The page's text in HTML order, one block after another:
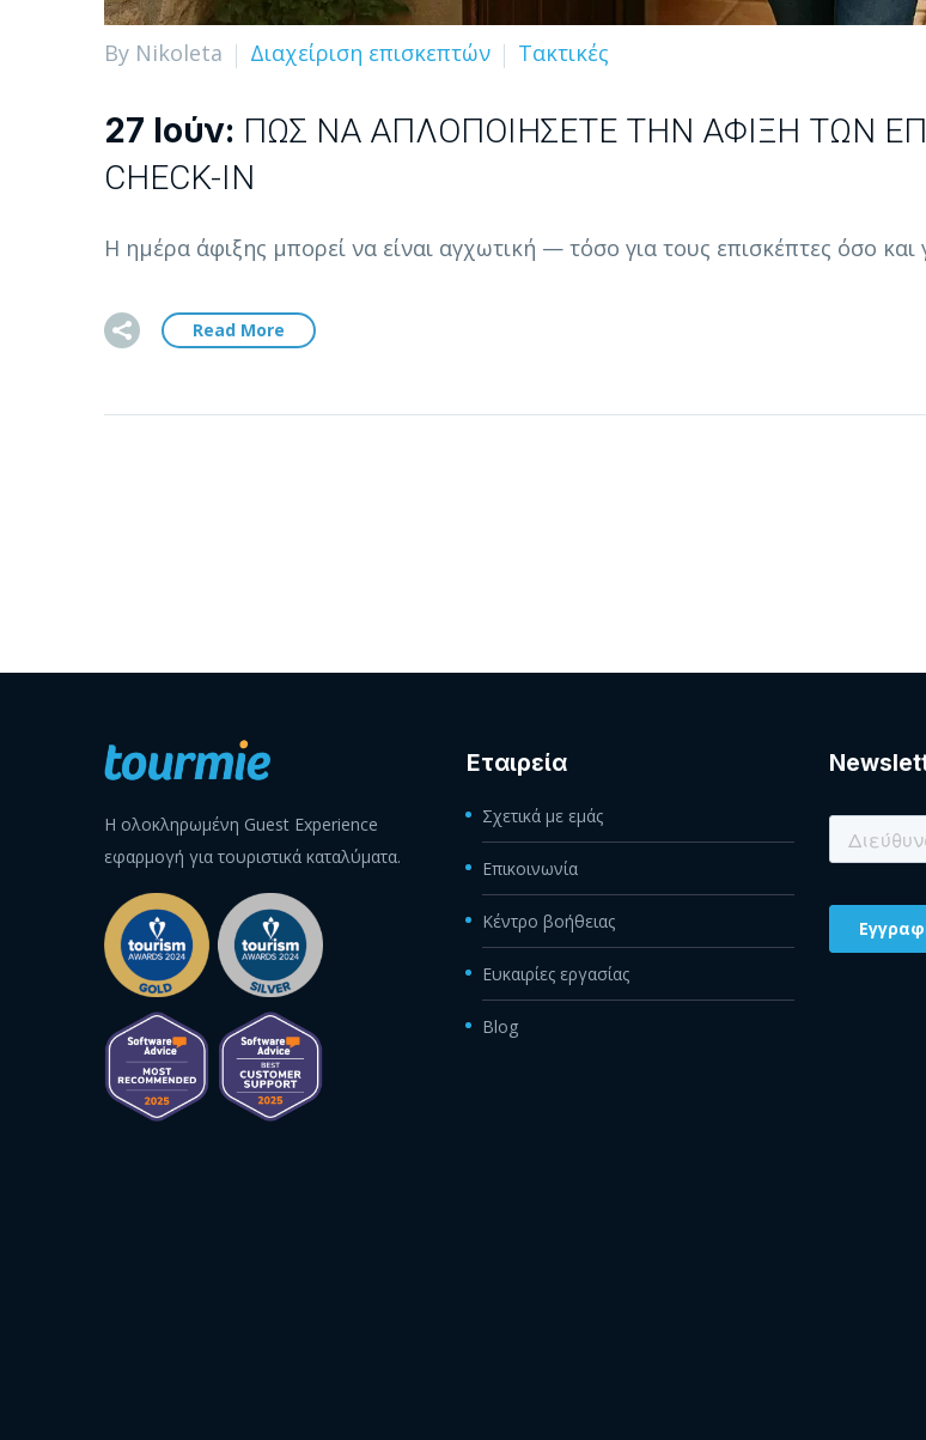
By Nikoleta Διαχείριση επισκεπτών Τακτικές
27 Ιούν: ΠΏΣ ΝΑ ΑΠΛΟΠΟΙΉΣΕΤΕ ΤΗΝ ΆΦΙΞΗ ΤΩΝ
CHECK-IN
Η ημέρα άφιξης μπορεί να είναι αγχωτική — τόσο για τους επισκέπτες όσο
Read More
Η ολοκληρωμένη Guest Experience
εφαρμογή για τουριστικά καταλύματα.
Εταιρεία
Σχετικά με εμάς
Επικοινωνία
Κέντρο βοήθειας
Ευκαιρίες εργασίας
Blog